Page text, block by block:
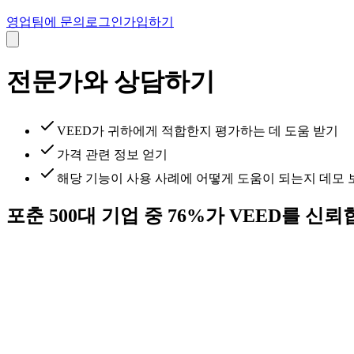
영업팀에 문의 로그인가입하기
전문가와 상담하기
VEED가 귀하에게 적합한지 평가하는 데 도움 받기
가격 관련 정보 얻기
해당 기능이 사용 사례에 어떻게 도움이 되는지 데모
포춘 500대 기업 중 76%가 VEED를 신뢰